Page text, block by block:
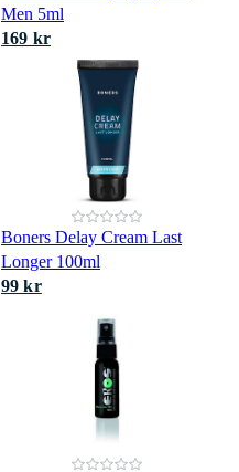
Men 5ml
169 kr
Boners Delay Cream Last
Longer 100ml
99 kr